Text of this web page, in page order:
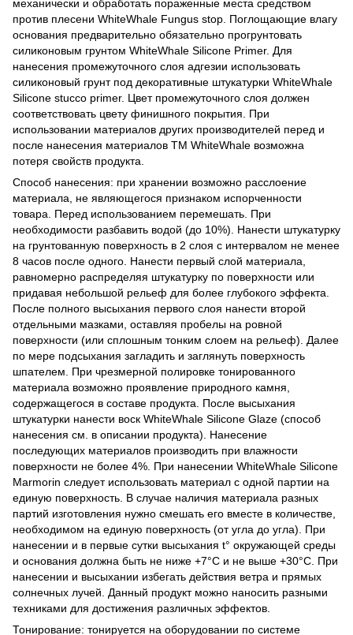
механически и обработать пораженные места средством
против плесени WhiteWhale Fungus stop. Поглощающие влагу
основания предварительно обязательно прогрунтовать
силиконовым грунтом WhiteWhale Silicone Primer. Для
нанесения промежуточного слоя адгезии использовать
силиконовый грунт под декоративные штукатурки WhiteWhale
Silicone stucco primer. Цвет промежуточного слоя должен
соответствовать цвету финишного покрытия. При
использовании материалов других производителей перед и
после нанесения материалов ТМ WhiteWhale возможна
потеря свойств продукта.
Способ нанесения: при хранении возможно расслоение
материала, не являющегося признаком испорченности
товара. Перед использованием перемешать. При
необходимости разбавить водой (до 10%). Нанести штукатурку
на грунтованную поверхность в 2 слоя с интервалом не менее
8 часов после одного. Нанести первый слой материала,
равномерно распределяя штукатурку по поверхности или
придавая небольшой рельеф для более глубокого эффекта.
После полного высыхания первого слоя нанести второй
отдельными мазками, оставляя пробелы на ровной
поверхности (или сплошным тонким слоем на рельеф). Далее
по мере подсыхания загладить и заглянуть поверхность
шпателем. При чрезмерной полировке тонированного
материала возможно проявление природного камня,
содержащегося в составе продукта. После высыхания
штукатурки нанести воск WhiteWhale Silicone Glaze (способ
нанесения см. в описании продукта). Нанесение
последующих материалов производить при влажности
поверхности не более 4%. При нанесении WhiteWhale Silicone
Marmorin следует использовать материал с одной партии на
единую поверхность. В случае наличия материала разных
партий изготовления нужно смешать его вместе в количестве,
необходимом на единую поверхность (от угла до угла). При
нанесении и в первые сутки высыхания t° окружающей среды
и основания должна быть не ниже +7°С и не выше +30°С. При
нанесении и высыхании избегать действия ветра и прямых
солнечных лучей. Данный продукт можно наносить разными
техниками для достижения различных эффектов.
Тонирование: тонируется на оборудовании по системе